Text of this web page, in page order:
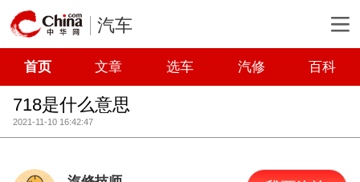
汽车
首页 文章 选车 汽修 百科
718是什么意思
2021-11-10 16:42:47